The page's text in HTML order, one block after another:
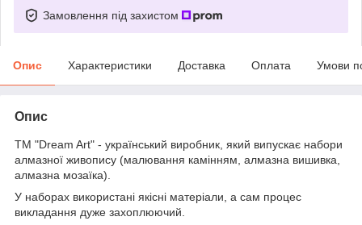
Замовлення під захистом
Опис Характеристики Доставка Оплата Умови
Опис
ТМ "Dream Art" - український виробник, який випускає набори
алмазної живопису (малювання камінням, алмазна вишивка,
алмазна мозаїка).
У наборах використані якісні матеріали, а сам процес
викладання дуже захоплюючий.